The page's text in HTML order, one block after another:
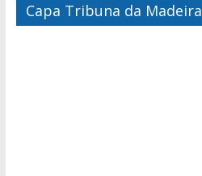
Capa Tribuna da Madeira